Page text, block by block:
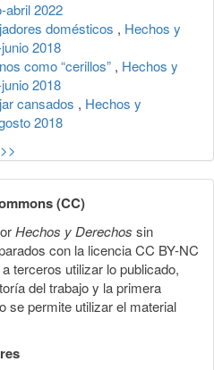
abril 2022
domésticos , Hechos y
2018
como “cerillos” , Hechos y
2018
cansados , Hechos y
2018
>>
(CC)
Hechos y Derechos sin
con la licencia CC BY-NC
terceros utilizar lo publicado,
del trabajo y la primera
se permite utilizar el material